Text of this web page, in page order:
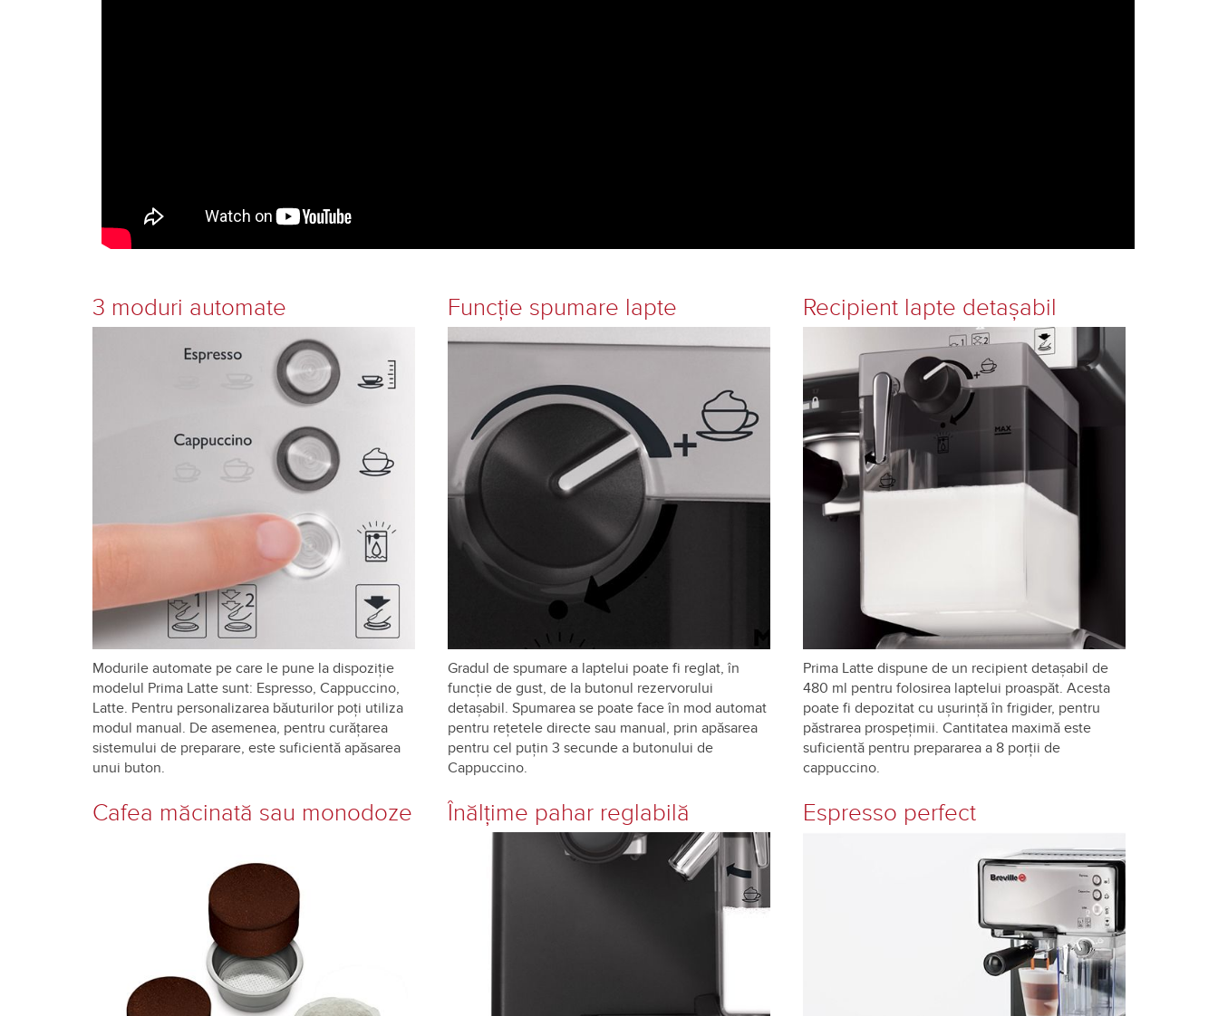
3 moduri automate
Modurile automate pe care le pune la dispoziţie
modelul Prima Latte sunt: Espresso, Cappuccino,
Latte. Pentru personalizarea băuturilor poți utiliza
modul manual. De asemenea, pentru curăţarea
sistemului de preparare, este suficientă apăsarea
unui buton.
Funcţie spumare lapte
Gradul de spumare a laptelui poate fi reglat, în
funcţie de gust, de la butonul rezervorului
detaşabil. Spumarea se poate face în mod automat
pentru reţetele directe sau manual, prin apăsarea
pentru cel puţin 3 secunde a butonului de
Cappuccino.
Recipient lapte detaşabil
Prima Latte dispune de un recipient detașabil de
480 ml pentru folosirea laptelui proaspăt. Acesta
poate fi depozitat cu uşurinţă în frigider, pentru
păstrarea prospeţimii. Cantitatea maximă este
suficientă pentru prepararea a 8 porţii de
cappuccino.
Cafea măcinată sau monodoze Înălţime pahar reglabilă Espresso perfect